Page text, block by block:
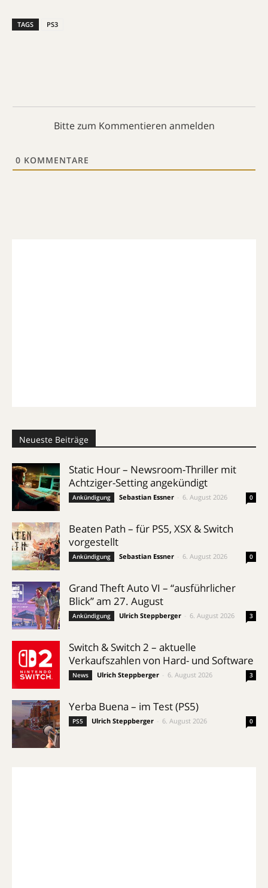
TAGS PS3
Bitte zum Kommentieren anmelden
0 KOMMENTARE
Neueste Beiträge
Static Hour – Newsroom-Thriller mit
Achtziger-Setting angekündigt
Ankündigung Sebastian Essner 6. August 2026 0
Beaten Path – für PS5, XSX & Switch
vorgestellt
Ankündigung Sebastian Essner 6. August 2026 0
Grand Theft Auto VI – “ausführlicher
Blick” am 27. August
Ankündigung Ulrich Steppberger 6. August 2026 3
Switch & Switch 2 – aktuelle
Verkaufszahlen von Hard- und Software
News Ulrich Steppberger 6. August 2026 3
Yerba Buena – im Test (PS5)
PS5 Ulrich Steppberger 6. August 2026 0